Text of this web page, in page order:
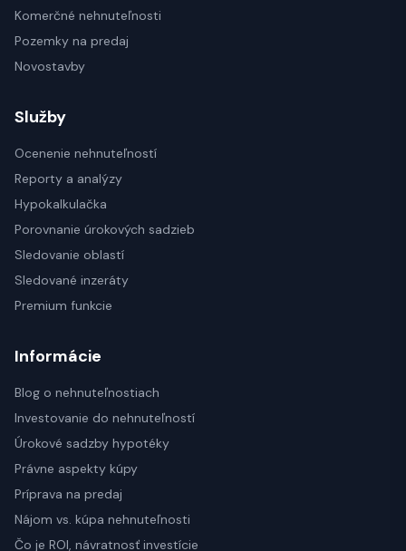
Komerčné nehnuteľnosti
Pozemky na predaj
Novostavby
Služby
Ocenenie nehnuteľností
Reporty a analýzy
Hypokalkulačka
Porovnanie úrokových sadzieb
Sledovanie oblastí
Sledované inzeráty
Premium funkcie
Informácie
Blog o nehnuteľnostiach
Investovanie do nehnuteľností
Úrokové sadzby hypotéky
Právne aspekty kúpy
Príprava na predaj
Nájom vs. kúpa nehnuteľnosti
Čo je ROI, návratnosť investície